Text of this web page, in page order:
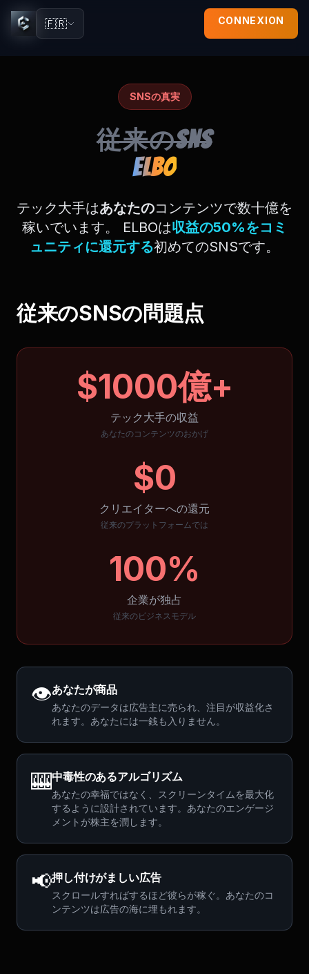
🇫🇷 CONNEXION
SNSの真実
従来のSNS
ELBO
テック大手はあなたのコンテンツで数十億を
稼いでいます。 ELBOは収益の50%をコミ
ュニティに還元する初めてのSNSです。
従来のSNSの問題点
$1000億+
テック大手の収益
あなたのコンテンツのおかげ
$0
クリエイターへの還元
従来のプラットフォームでは
100%
企業が独占
従来のビジネスモデル
👁️あなたが商品
あなたのデータは広告主に売られ、注目が収益化さ
れます。あなたには一銭も入りません。
🎰中毒性のあるアルゴリズム
あなたの幸福ではなく、スクリーンタイムを最大化
するように設計されています。あなたのエンゲージ
メントが株主を潤します。
📢押し付けがましい広告
スクロールすればするほど彼らが稼ぐ。あなたのコ
ンテンツは広告の海に埋もれます。